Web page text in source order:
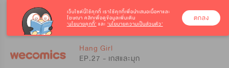
Hang Girl
EP.27 - เกสและมุก
เว็บไซต์นี้ใช้คุกกี้ เราใช้คุกกี้เพื่อนำเสนอเนื้อหาและ
โฆษณา คลิกเพื่อดูข้อมูลเพิ่มเติม
‘นโยบายคุกกี้’ และ ‘นโยบายความเป็นส่วนตัว’
ตกลง